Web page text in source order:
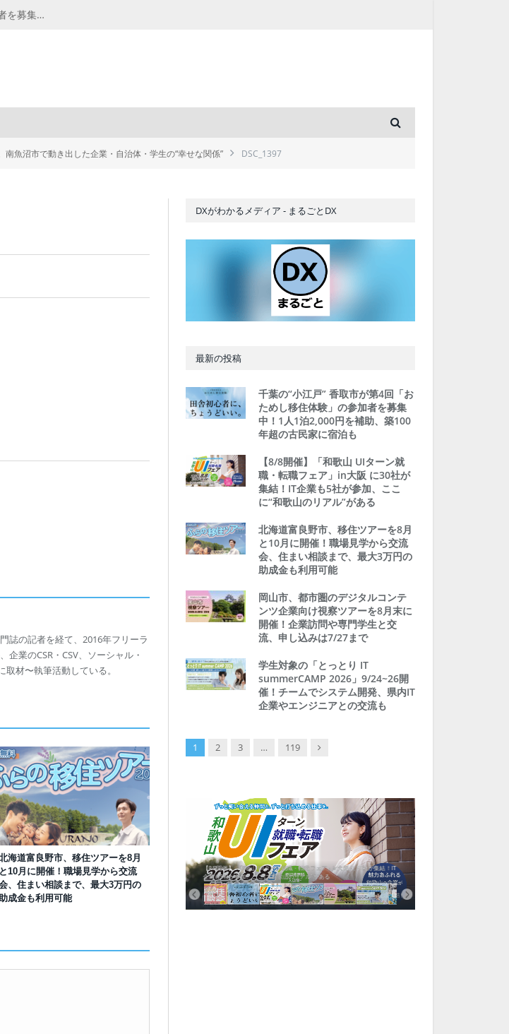
千葉の“小江戸” 香取市が第4回「おためし移住体験」の参加者を募集中！1人1泊2,000円を補助、築100年超の古民家に宿泊も
魚沼市で動き出した企業・自治体・学生の“幸せな関係” DSC_1397
誌の記者を経て、2016年フリーラ
業のCSR・CSV、ソーシャル・
材〜執筆活動している。
海道富良野市、移住ツアーを8月
と10月に開催！職場見学から交流
、住まい相談まで、最大3万円の
成金も利用可能
DXがわかるメディア - まるごとDX
最新の投稿
千葉の“小江戸” 香取市が第4回「お
ためし移住体験」の参加者を募集
中！1人1泊2,000円を補助、築100
年超の古民家に宿泊も
【8/8開催】「和歌山 UIターン就
職・転職フェア」in大阪 に30社が
集結！IT企業も5社が参加、ここ
に“和歌山のリアル”がある
北海道富良野市、移住ツアーを8月
と10月に開催！職場見学から交流
会、住まい相談まで、最大3万円の
助成金も利用可能
岡山市、都市圏のデジタルコンテ
ンツ企業向け視察ツアーを8月末に
開催！企業訪問や専門学生と交
流、申し込みは7/27まで
学生対象の「とっとり IT
summerCAMP 2026」9/24~26開
催！チームでシステム開発、県内IT
企業やエンジニアとの交流も
1 2 3 … 119 Next
戸” 香取市が第4回「おためし移住体験」の参加者を募集中！1
円を補助、築100年超の古民家に宿泊も
【8/8開催】「和歌山 UIターン就職・転職フェア」in大阪 に30社が集結！IT
企業も5社が参加、ここに“和歌山のリアル”がある
市圏のデジタルコンテンツ企業向け視察ツアーを8月末に開催！
専門学生と交流、申し込みは7/27まで
「とっとり IT summerCAMP 2026」9/24~26開催！チームでシ
、県内IT企業やエンジニアとの交流も
％・100人超が移住！奈良市お試し移住制度、宿のオーナーがナ
る新サービス「まち案内」が追加
市、定住移住サイト「にし推し暮らし」を開設！転出者やファミ
力を発信、データや支援制度も充実
】参加無料！いしかわUIターン大相談会 in大阪 自治体・支援団
能美市のソフトウェア開発会社も参戦
】「札幌UIターン就職フェアin東京」に優良企業28社が集結！エ
集のソフトウェア開発企業も複数参加
】島根県内18市町村、IT転職支援機関が大阪に集う移住相談会！
関係”をテーマにオンラインツアー